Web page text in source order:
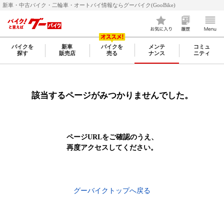
新車・中古バイク・二輪車・オートバイ情報ならグーバイク(GooBike)
バイクを
探す
新車
販売店
バイクを
売る
メンテ
ナンス
コミュ
ニティ
該当するページがみつかりませんでした。
ページURLをご確認のうえ、
再度アクセスしてください。
グーバイクトップへ戻る